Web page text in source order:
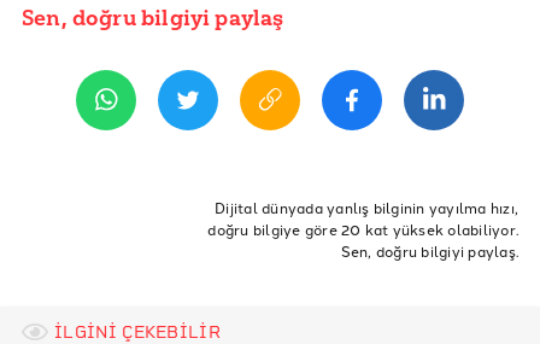
İddia kaynağı
REFERANSLAR
İddia kaynağı
Swissinfo.ch: Sarco suicide capsule hopes to enter
«Schweizer» Suizidkapsel – doch es gibt 2 Haken
YAYIN TARİHİ
sarco
Sen, doğru bilgiyi paylaş
Dijital dünyada yanlış bilginin yayılma hızı,
doğru bilgiye göre 20 kat yüksek olabiliyor.
Sen, doğru bilgiyi paylaş.
İLGİNİ ÇEKEBİLİR